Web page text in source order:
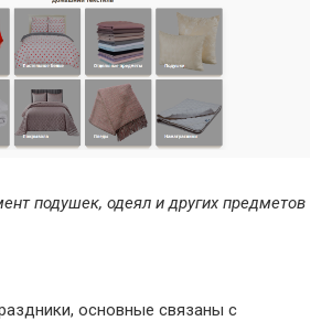
подушек, одеял и других предметов
основные связаны с